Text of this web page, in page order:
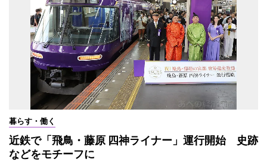
暮らす・働く
近鉄で「飛鳥・藤原 四神ライナー」運行開始 史跡
などをモチーフに